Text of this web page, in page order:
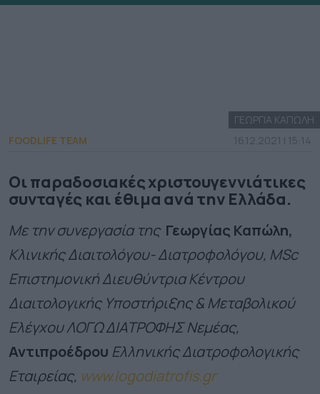
ΓΕΩΡΓΙΑ ΚΑΠΩΛΗ
FOODLIFE TEAM
16.12.2021 | 15:14
Οι παραδοσιακές χριστουγεννιάτικες
συνταγές και έθιμα ανά την Ελλάδα.
Με την συνεργασία της Γεωργίας Καπώλη,
Κλινικής Διαιτολόγου- Διατροφολόγου, ΜSc
Επιστημονική Διευθύντρια Κέντρου
Διαιτολογικής Υποστήριξης & Μεταβολικού
Ελέγχου ΛΟΓΩ ΔΙΑΤΡΟΦΗΣ Νεμέας,
Αντιπροέδρου Ελληνικής Διατροφολογικής
Εταιρείας, www.logodiatrofis.gr